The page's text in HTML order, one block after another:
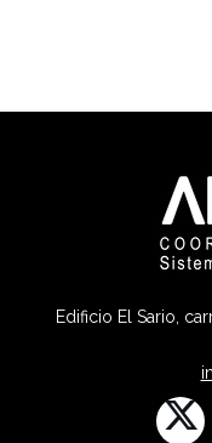
Edificio El Sario,